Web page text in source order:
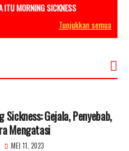
ITU MORNING SICKNESS
Tunjukkan semua
Sickness: Gejala, Penyebab,
Mengatasi
MEI 11, 2023